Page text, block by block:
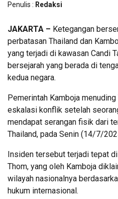
Penulis : Redaksi
JAKARTA – Ketegangan
perbatasan Thailand dan
yang terjadi di kawasan Candi
bersejarah yang berada di
kedua negara.
Pemerintah Kamboja
eskalasi konflik setelah
mendapat serangan fisik dari
Thailand, pada Senin (14/7/
Insiden tersebut terjadi tepat
Thom, yang oleh Kamboja
wilayah nasionalnya
hukum internasional.